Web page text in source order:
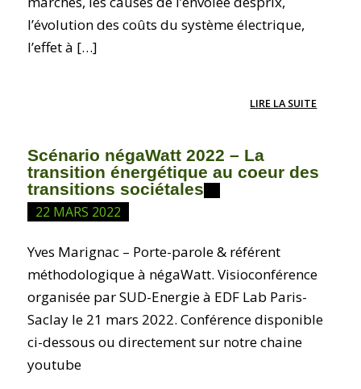
l’évolution des coûts du système électrique,
l’effet à […]
LIRE LA SUITE
Scénario négaWatt 2022 – La
transition énergétique au coeur des
transitions sociétales
22 MARS 2022
Yves Marignac – Porte-parole & référent
méthodologique à négaWatt. Visioconférence
organisée par SUD-Energie à EDF Lab Paris-
Saclay le 21 mars 2022. Conférence disponible
ci-dessous ou directement sur notre chaine
youtube